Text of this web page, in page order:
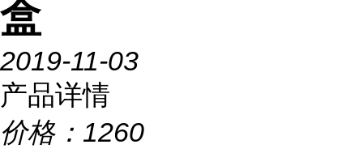
盒
2019-11-03
产品详情
价格： 1260